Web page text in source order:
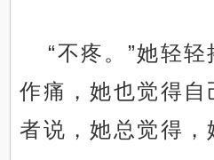
“不疼。”她轻
作痛，她也觉得自
者说，她总觉得，